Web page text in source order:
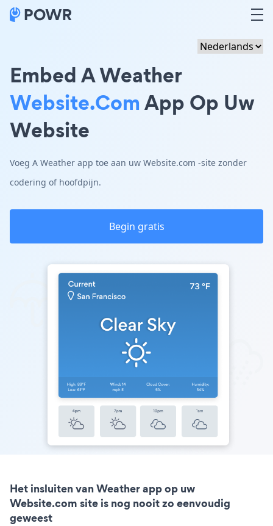
Embed A Weather
Website.comApp Op Uw
Website
Voeg A Weather app toe aan uw Website.com -site zonder
codering of hoofdpijn.
Begin gratis
Het insluiten van Weather app op uw
Website.com site is nog nooit zo eenvoudig
geweest